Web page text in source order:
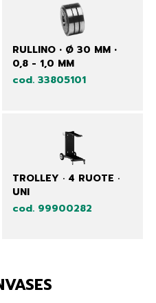
RULLINO • Ø 30 MM •
0,8 - 1,0 MM
cod. 33805101
TROLLEY · 4 RUOTE ·
UNI
cod. 99900282